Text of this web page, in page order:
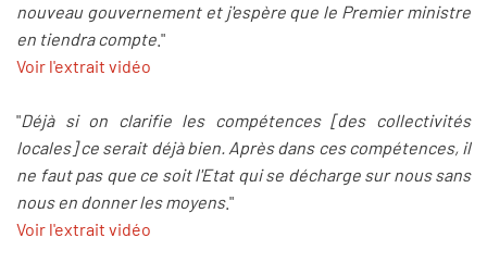
nouveau gouvernement et j'espère que le Premier ministre
en tiendra compte ."
Voir l'extrait vidéo
"Déjà si on clarifie les compétences [des collectivités
locales] ce serait déjà bien. Après dans ces compétences, il
ne faut pas que ce soit l'Etat qui se décharge sur nous sans
nous en donner les moyens."
Voir l'extrait vidéo